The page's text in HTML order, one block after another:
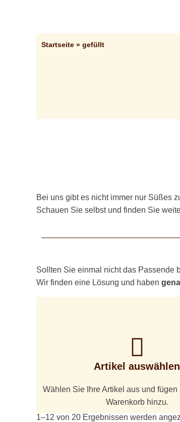
Startseite » gefüllt
Bei uns gibt es nicht immer nur Süßes
Schauen Sie selbst und finden Sie
Sollten Sie einmal nicht das Passende
Wir finden eine Lösung und haben
Artikel auswählen
Wählen Sie Ihre Artikel aus und
Warenkorb hinzu.
1–12 von 20 Ergebnissen werden